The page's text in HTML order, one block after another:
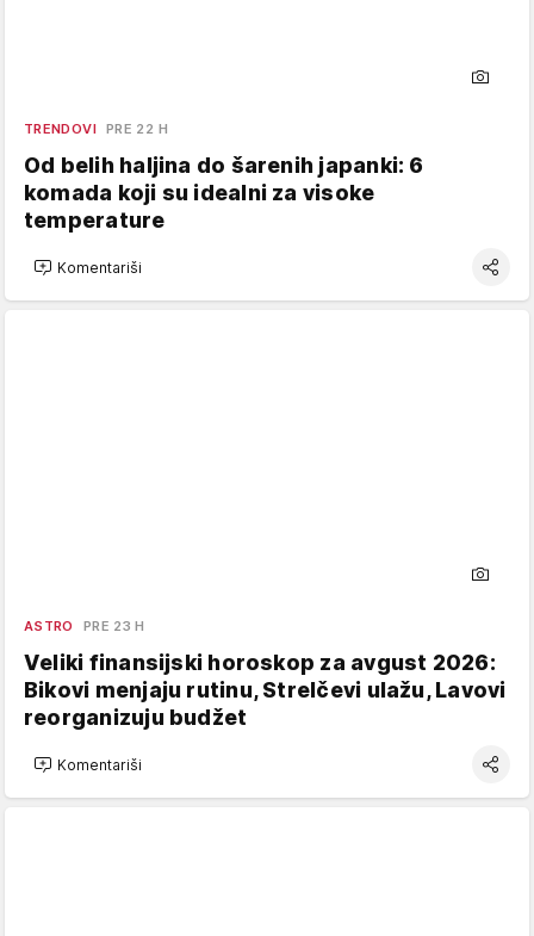
TRENDOVI PRE 22 H
Od belih haljina do šarenih japanki: 6
komada koji su idealni za visoke
temperature
Komentariši
ASTRO PRE 23 H
Veliki finansijski horoskop za avgust 2026:
Bikovi menjaju rutinu, Strelčevi ulažu, Lavovi
reorganizuju budžet
Komentariši